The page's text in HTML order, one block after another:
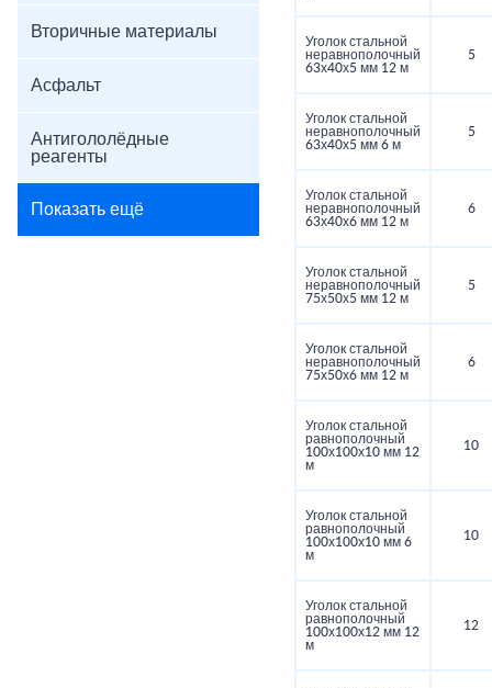
Вторичные материалы
Асфальт
Антигололёдные
реагенты
Показать ещё
Уголок стальной
неравнополочный
63х40х5 мм 12 м
5
Уголок стальной
неравнополочный
63х40х5 мм 6 м
5
Уголок стальной
неравнополочный
63х40х6 мм 12 м
6
Уголок стальной
неравнополочный
75х50х5 мм 12 м
5
Уголок стальной
неравнополочный
75х50х6 мм 12 м
6
Уголок стальной
равнополочный
100х100х10 мм 12
м
10
Уголок стальной
равнополочный
100х100х10 мм 6
м
10
Уголок стальной
равнополочный
100х100х12 мм 12
м
12